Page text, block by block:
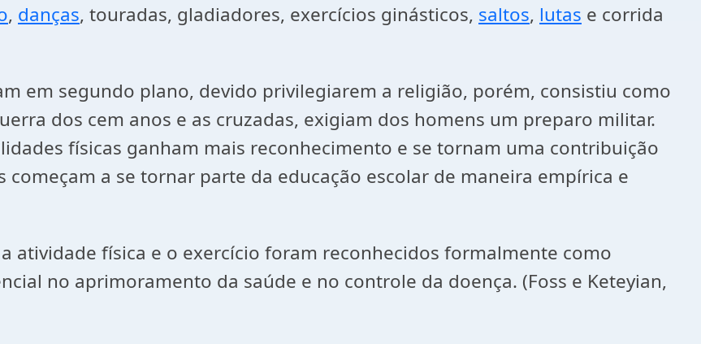
, danças, touradas, gladiadores, exercícios ginásticos, saltos, lutas e corrida
em segundo plano, devido privilegiarem a religião, porém, consistiu como
dos cem anos e as cruzadas, exigiam dos homens um preparo militar.
físicas ganham mais reconhecimento e se tornam uma contribuição
começam a se tornar parte da educação escolar de maneira empírica e
atividade física e o exercício foram reconhecidos formalmente como
no aprimoramento da saúde e no controle da doença. (Foss e Keteyian,